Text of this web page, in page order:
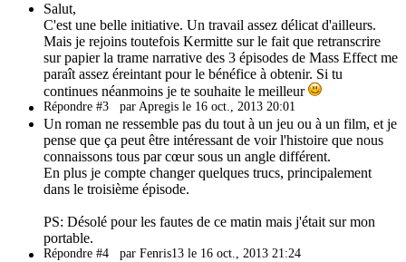
Salut,
C'est une belle initiative. Un travail assez délicat d'ailleurs.
Mais je rejoins toutefois Kermitte sur le fait que retranscrire
sur papier la trame narrative des 3 épisodes de Mass Effect me
paraît assez éreintant pour le bénéfice à obtenir. Si tu
continues néanmoins je te souhaite le meilleur
Répondre #3 par Apregis le 16 oct., 2013 20:01
Un roman ne ressemble pas du tout à un jeu ou à un film, et je
pense que ça peut être intéressant de voir l'histoire que nous
connaissons tous par cœur sous un angle différent.
En plus je compte changer quelques trucs, principalement
dans le troisième épisode.
PS: Désolé pour les fautes de ce matin mais j'était sur mon
portable.
Répondre #4 par Fenris13 le 16 oct., 2013 21:24